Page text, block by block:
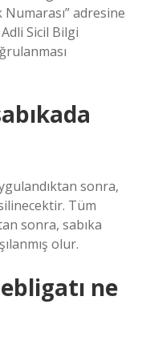
Numarası” adresine
Sicil Bilgi
sonra,
Tüm
sonra, sabıka
olur.
ne